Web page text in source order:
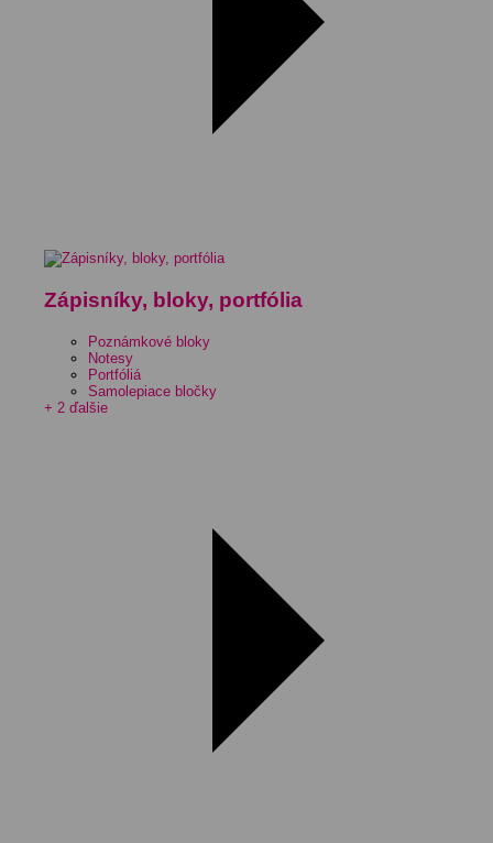
Zápisníky, bloky, portfólia
Poznámkové bloky
Notesy
Portfóliá
Samolepiace bločky
+ 2 ďalšie